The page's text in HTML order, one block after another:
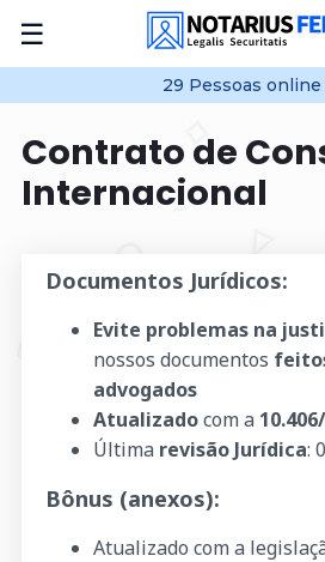
☰
29 Pessoas online
Contrato de
Internacional
Documentos Jurídicos:
Evite problemas na
nossos documentos
advogados
Atualizadocom a
Última revisão Jurídica:
Bônus (anexos):
Atualizado com a